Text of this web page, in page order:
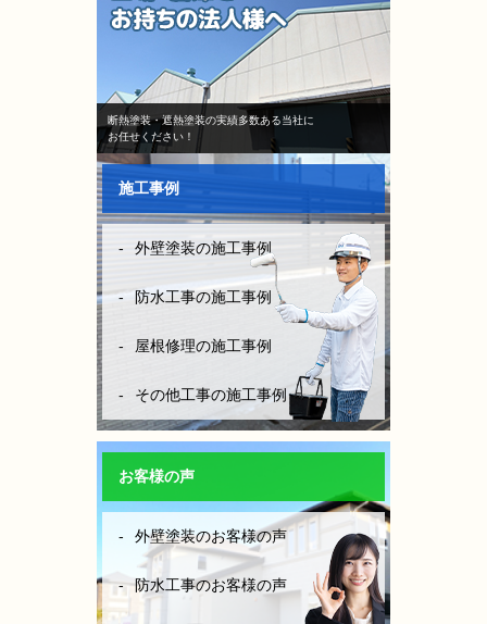
断熱塗装・遮熱塗装の実績多数ある当社に
お任せください！
施工事例
外壁塗装の施工事例
防水工事の施工事例
屋根修理の施工事例
その他工事の施工事例
お客様の声
外壁塗装のお客様の声
防水工事のお客様の声